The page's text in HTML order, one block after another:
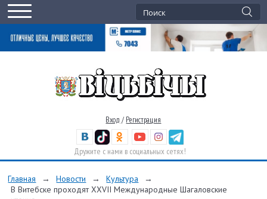
Вход / Регистрация
Дружите с нами в социальных сетях!
Главная → Новости → Культура
→
В Витебске проходят XXVII Международные Шагаловские